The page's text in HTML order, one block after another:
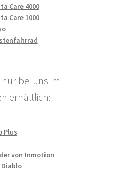
Care 4000
Care 1000
bei uns im
erhältlich:
Plus
von Inmotion
Diablo